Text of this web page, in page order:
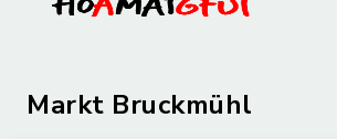
Markt Bruckmühl